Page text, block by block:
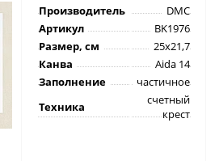
Производитель
DMC
Артикул
BK1976
Размер, см
25х21,7
Канва
Aida 14
Заполнение
частичное
Техника
счетный
крест